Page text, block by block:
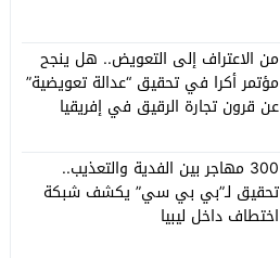
من الاعتراف إلى التعويض.. هل ينجح
مؤتمر أكرا في تحقيق “عدالة تعويضية”
عن قرون تجارة الرقيق في إفريقيا
300 مهاجر بين الفدية والتعذيب..
تحقيق لـ”بي بي سي” يكشف شبكة
اختطاف داخل ليبيا